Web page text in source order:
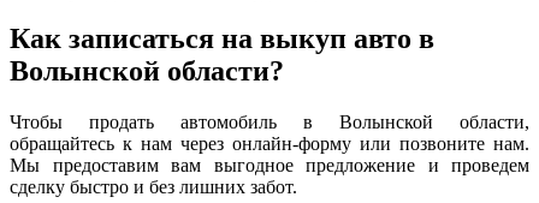
Как записаться на выкуп авто в
Волынской области?
Чтобы продать автомобиль в Волынской области,
обращайтесь к нам через онлайн-форму или позвоните нам.
Мы предоставим вам выгодное предложение и проведем
сделку быстро и без лишних забот.